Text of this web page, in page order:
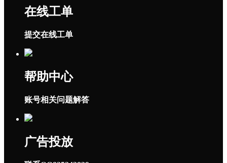
在线工单
提交在线工单
帮助中心
账号相关问题解答
广告投放